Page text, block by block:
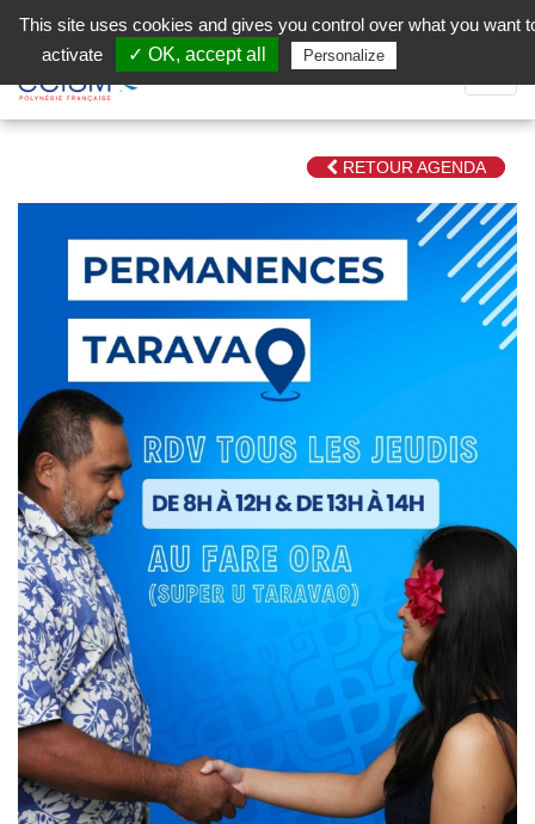
Facebook (Customer Chat) is disabled.
la
RETOUR AGENDA
This site uses cookies and gives you control over what you want
activate
✓ OK, accept all Personalize